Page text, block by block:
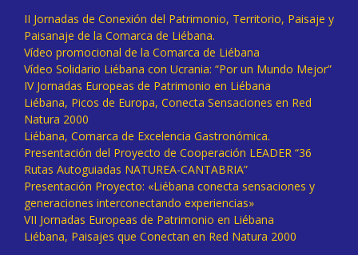
II Jornadas de Conexión del Patrimonio, Territorio, Paisaje y
Paisanaje de la Comarca de Liébana.
Vídeo promocional de la Comarca de Liébana
Vídeo Solidario Liébana con Ucrania: “Por un Mundo Mejor”
IV Jornadas Europeas de Patrimonio en Liébana
Liébana, Picos de Europa, Conecta Sensaciones en Red
Natura 2000
Liébana, Comarca de Excelencia Gastronómica.
Presentación del Proyecto de Cooperación LEADER “36
Rutas Autoguiadas NATUREA-CANTABRIA”
Presentación Proyecto: «Liébana conecta sensaciones y
generaciones interconectando experiencias»
VII Jornadas Europeas de Patrimonio en Liébana
Liébana, Paisajes que Conectan en Red Natura 2000